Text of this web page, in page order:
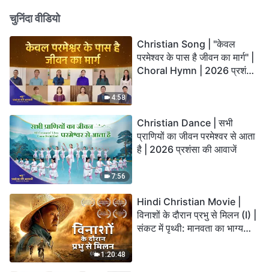
चुनिंदा वीडियो
4:58
Christian Song | "केवल
परमेश्वर के पास है जीवन का मार्ग" |
Choral Hymn | 2026 प्रशंसा
7:56
Christian Dance | सभी
प्राणियों का जीवन परमेश्वर से आता
है | 2026 प्रशंसा की आवाजें
1:20:48
Hindi Christian Movie |
विनाशों के दौरान प्रभु से मिलन (I) |
संकट में पृथ्वी: मानवता का भाग्य